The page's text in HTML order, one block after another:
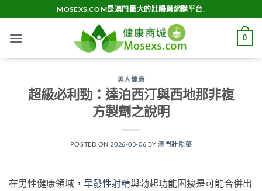
to
content
MOSEXS.COM是澳門最大的壯陽藥網購平台.
0
男人健康
超級必利勁：達泊西汀與西地那非複
方製劑之說明
POSTED ON 2026-03-06 BY澳門壯陽藥
在男性健康領域， 早發性射精與勃起功能困擾是可能合併出